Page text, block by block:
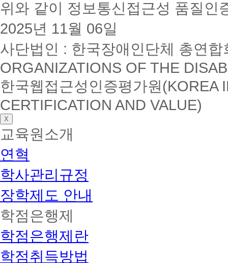
위와 같이 정보통신접근성 품질인
2025년 11월 06일
사단법인 : 한국장애인단체 총연
ORGANIZATIONS OF THE
한국웹접근성인증평가원(KOREA
CERTIFICATION AND VALUE)
X
교육원소개
연혁
학사관리규정
장학제도 안내
학점은행제
학점은행제란
학점취득방법